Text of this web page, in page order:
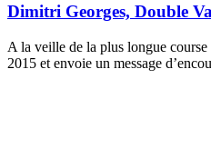
Dimitri Georges, Double
A la veille de la plus longue
2015 et envoie un message